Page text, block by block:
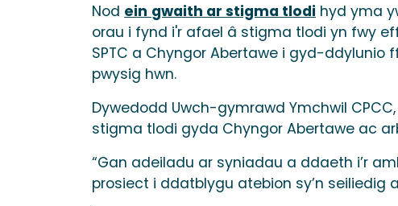
Nod ein gwaith ar stigma tlodi hyd yma
orau i fynd i'r afael â stigma tlodi yn fwy
SPTC a Chyngor Abertawe i gyd-
pwysig hwn.
Dywedodd Uwch-gymrawd Ymchwil
stigma tlodi gyda Chyngor Abertawe ac
“Gan adeiladu ar syniadau a ddaeth i’r
prosiect i ddatblygu atebion sy’n